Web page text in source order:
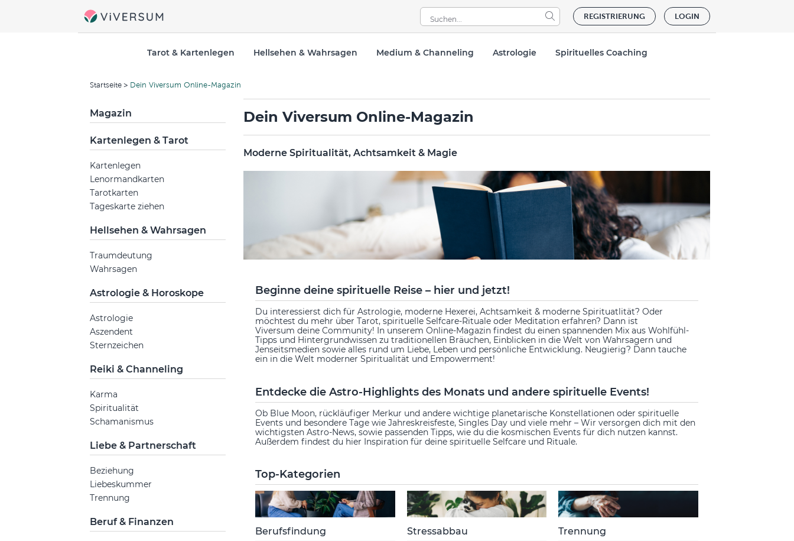
REGISTRIERUNG LOGIN
Tarot & Kartenlegen Hellsehen & Wahrsagen Medium & Channeling Astrologie Spirituelles Coaching
Startseite Dein Viversum Online-Magazin
Magazin
Kartenlegen & Tarot
Kartenlegen
Lenormandkarten
Tarotkarten
Tageskarte ziehen
Hellsehen & Wahrsagen
Traumdeutung
Wahrsagen
Astrologie & Horoskope
Astrologie
Aszendent
Sternzeichen
Reiki & Channeling
Karma
Spiritualität
Schamanismus
Liebe & Partnerschaft
Beziehung
Liebeskummer
Trennung
Beruf & Finanzen
Dein Viversum Online-Magazin
Moderne Spiritualität, Achtsamkeit & Magie
Beginne deine spirituelle Reise – hier und jetzt!
Du interessierst dich für Astrologie, moderne Hexerei, Achtsamkeit & moderne Spirituatlität? Oder
möchtest du mehr über Tarot, spirituelle Selfcare-Rituale oder Meditation erfahren? Dann ist
Viversum deine Community! In unserem Online-Magazin findest du einen spannenden Mix aus Wohlfühl-
Tipps und Hintergrundwissen zu traditionellen Bräuchen, Einblicken in die Welt von Wahrsagern und
Jenseitsmedien sowie alles rund um Liebe, Leben und persönliche Entwicklung. Neugierig? Dann tauche
ein in die Welt moderner Spiritualität und Empowerment!
Entdecke die Astro-Highlights des Monats und andere spirituelle Events!
Ob Blue Moon, rückläufiger Merkur und andere wichtige planetarische Konstellationen oder spirituelle
Events und besondere Tage wie Jahreskreisfeste, Singles Day und viele mehr – Wir versorgen dich mit den
wichtigsten Astro-News, sowie passenden Tipps, wie du die kosmischen Events für dich nutzen kannst.
Außerdem findest du hier Inspiration für deine spirituelle Selfcare und Rituale.
Top-Kategorien
Berufsfindung Stressabbau Trennung